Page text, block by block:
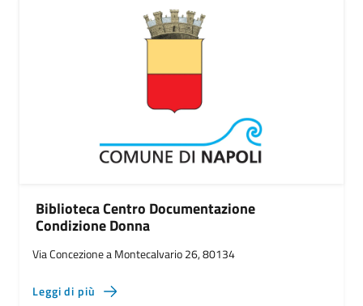
Biblioteca Centro Documentazione
Condizione Donna
Via Concezione a Montecalvario 26, 80134
Leggi di più